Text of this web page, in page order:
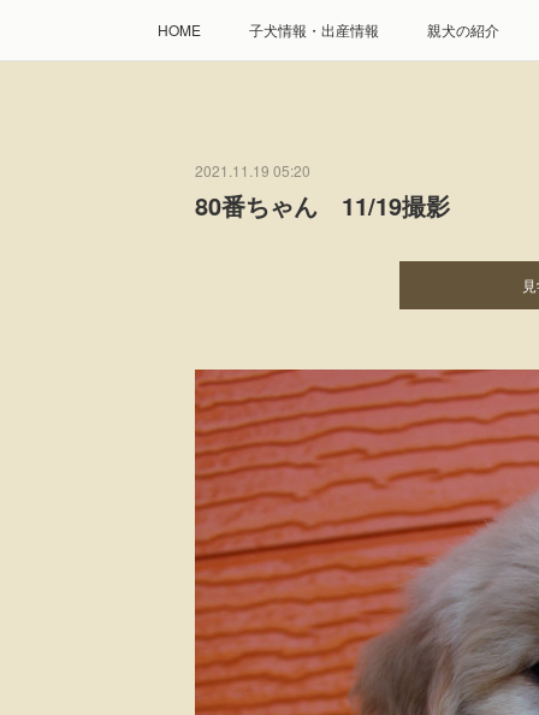
HOME 子犬情報・出産情報 親犬の紹介
2021.11.19 05:20
80番ちゃん 11/19撮影